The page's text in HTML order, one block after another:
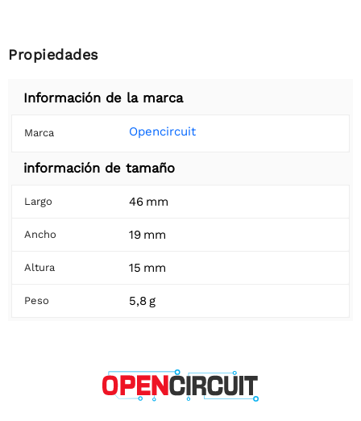
Propiedades
Información de la marca
Marca Opencircuit
información de tamaño
Largo 46 mm
Ancho 19 mm
Altura 15 mm
Peso 5,8 g